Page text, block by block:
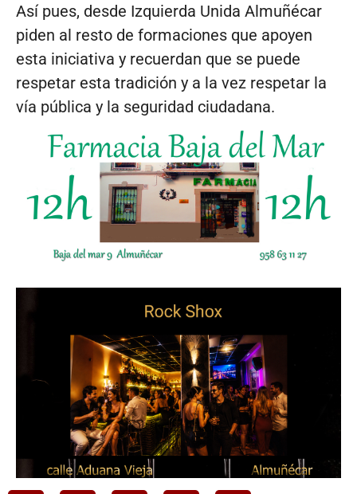
Así pues, desde Izquierda Unida Almuñécar
piden al resto de formaciones que apoyen
esta iniciativa y recuerdan que se puede
respetar esta tradición y a la vez respetar la
vía pública y la seguridad ciudadana.